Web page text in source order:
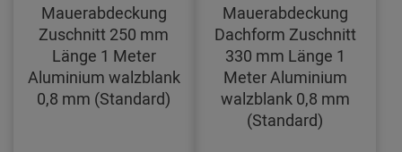
Mauerabdeckung
Zuschnitt 250 mm
Länge 1 Meter
Aluminium walzblank
0,8 mm (Standard)
Mauerabdeckung
Dachform Zuschnitt
330 mm Länge 1
Meter Aluminium
walzblank 0,8 mm
(Standard)